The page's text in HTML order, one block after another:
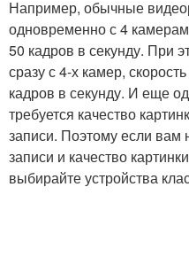
Например, обычные
одновременно с 4
50 кадров в секунду. При
сразу с 4-х камер,
кадров в секунду. И еще
требуется качество
записи. Поэтому если вам
записи и качество
выбирайте устройства